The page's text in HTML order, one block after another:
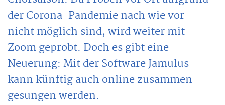
der Corona-Pandemie nach wie vor
nicht möglich sind, wird weiter mit
Zoom geprobt. Doch es gibt eine
Neuerung: Mit der Software Jamulus
kann künftig auch online zusammen
gesungen werden.